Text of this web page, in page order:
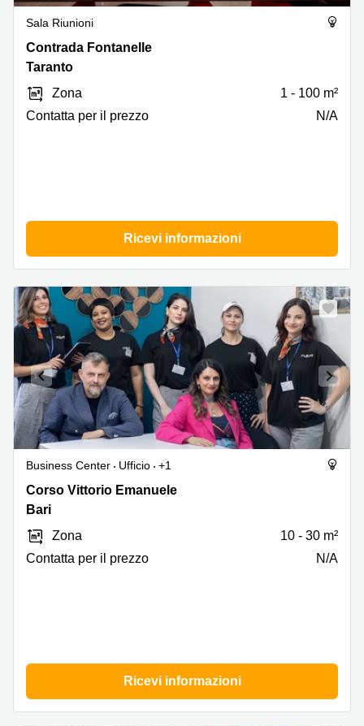
Sala Riunioni
Contrada
Fontanelle,
Contrada Fontanelle
Taranto
Zona
1 - 100 m²
Сontatta per il prezzo
N/A
Ricevi informazioni
Business Center Ufficio
+1
Corso
Vittorio
30,
Bari
Corso Vittorio Emanuele
Bari
Zona
10 - 30 m²
Сontatta per il prezzo
N/A
Ricevi informazioni